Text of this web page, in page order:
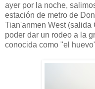
ayer por la noche,
estación de metro de
Tian'anmen West (salida
poder dar un rodeo a la
conocida como "el